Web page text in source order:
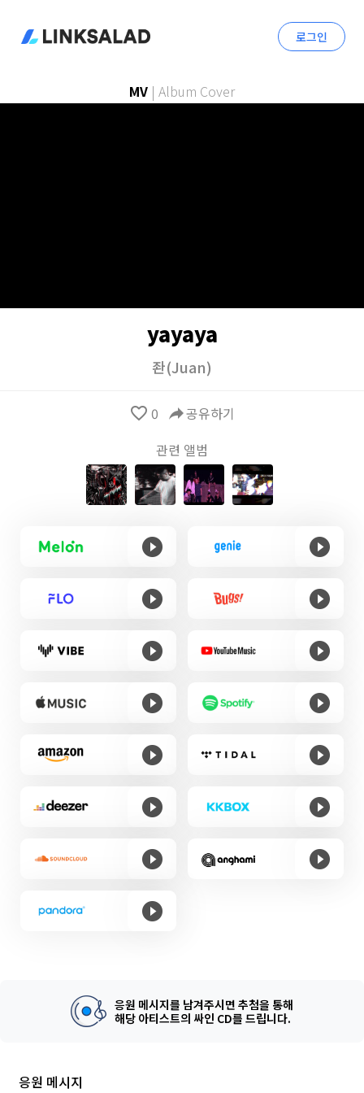
로그인
MV | Album Cover
yayaya
좐(Juan)
favorite_border 0 reply공유하기
관련 앨범
응원 메시지를 남겨주시면 추첨을 통해
해당 아티스트의 싸인 CD를 드립니다.
응원 메시지